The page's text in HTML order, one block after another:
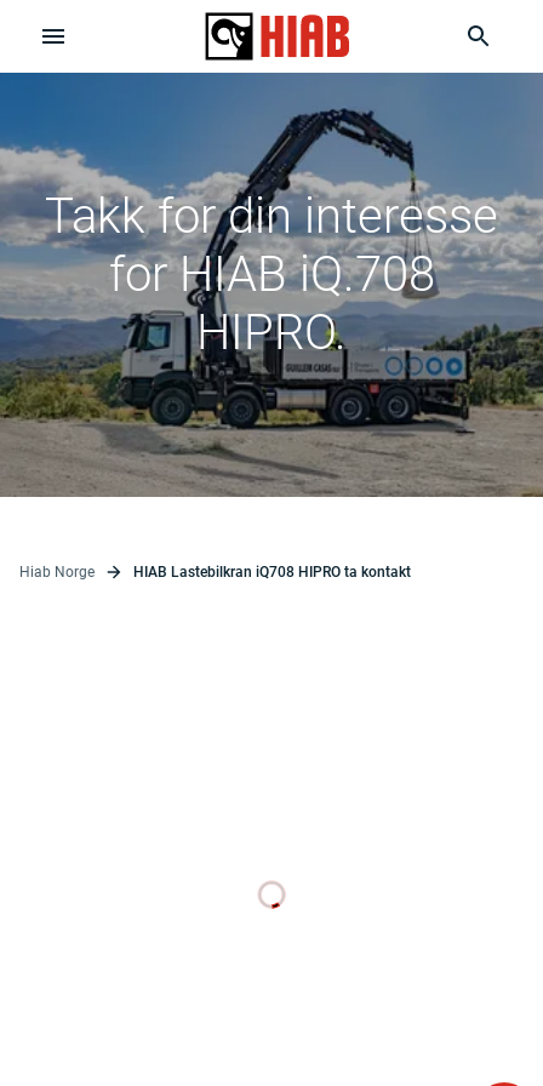
Takk for din interesse
for HIAB iQ.708
HIPRO.
Hiab Norge HIAB Lastebilkran iQ708 HIPRO ta kontakt